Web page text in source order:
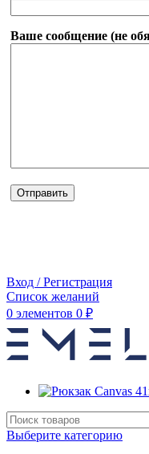
Ваше сообщение (не
Вход / Регистрация
Список желаний
0 элементов 0 ₽
Выберите категорию